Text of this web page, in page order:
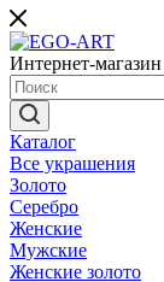
Интернет-магазин
Каталог
Все украшения
Золото
Серебро
Женские
Мужские
Женские золото